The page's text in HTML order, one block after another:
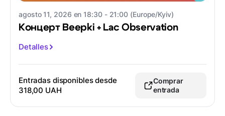
agosto 11, 2026 en 18:30 - 21:00 (Europe/Kyiv)
Концерт Beepki + Lac Observation
Detalles
Entradas disponibles desde
318,00 UAH
Comprar
entrada